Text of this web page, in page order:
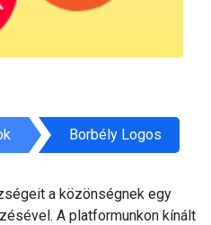
Borbély Logos
a közönségnek egy
A platformunkon kínált